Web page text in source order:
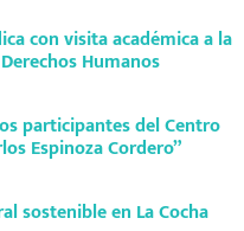
con visita académica a la
Humanos
participantes del Centro
Espinoza Cordero”
sostenible en La Cocha